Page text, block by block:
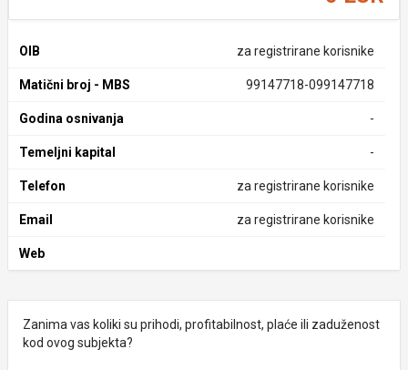
OIB za registrirane korisnike
Matični broj - MBS 99147718-099147718
Godina osnivanja -
Temeljni kapital -
Telefon za registrirane korisnike
Email za registrirane korisnike
Web
Zanima vas koliki su prihodi, profitabilnost, plaće ili zaduženost
kod ovog subjekta?